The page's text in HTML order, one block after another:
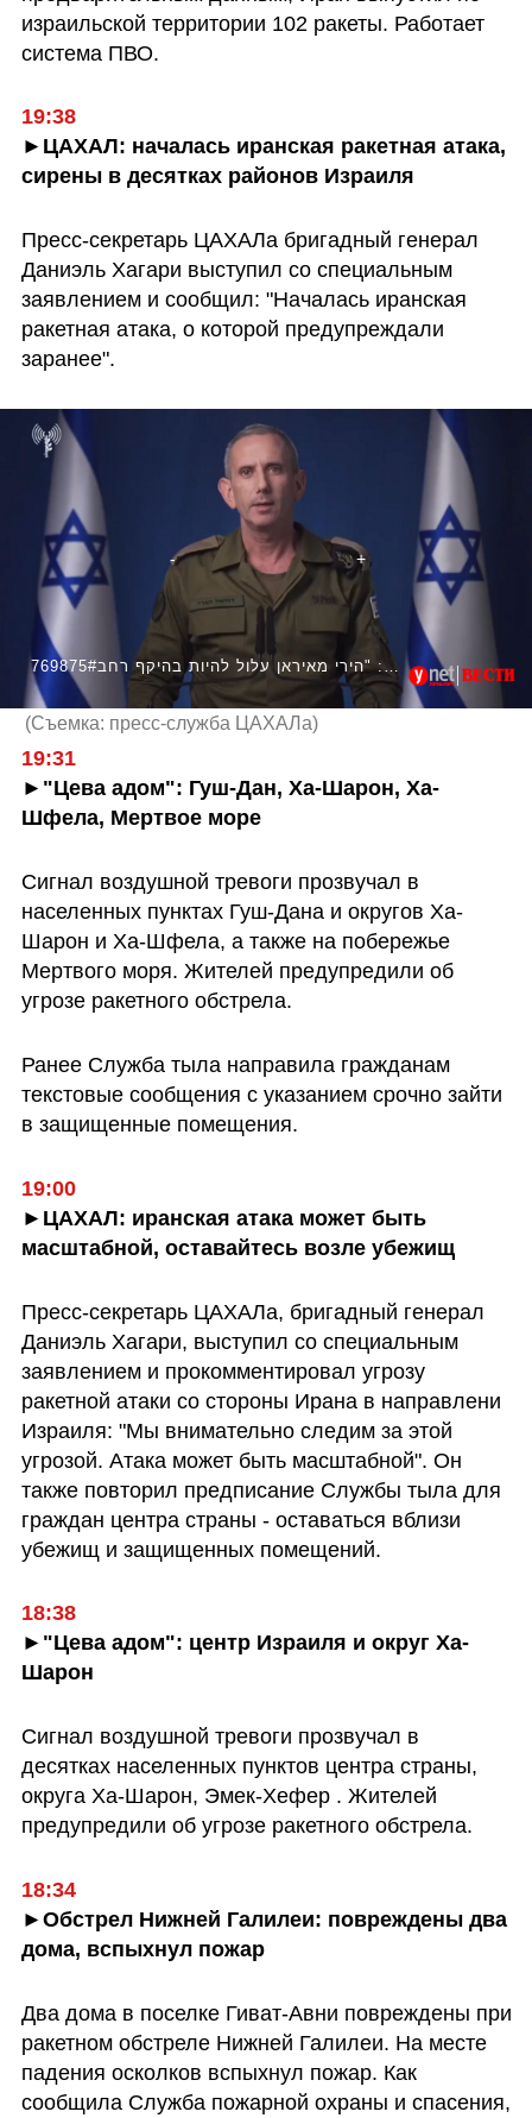
израильской территории 102 ракеты. Работает
система ПВО.
19:38
►ЦАХАЛ: началась иранская ракетная атака,
сирены в десятках районов Израиля
Пресс-секретарь ЦАХАЛа бригадный генерал
Даниэль Хагари выступил со специальным
заявлением и сообщил: "Началась иранская
ракетная атака, о которой предупреждали
заранее".
769875#דובר צה"ל: "הירי מאיראן עלול להיות בהיקף רחב"
(Съемка: пресс-служба ЦАХАЛа)
19:31
►"Цева адом": Гуш-Дан, Ха-Шарон, Ха-
Шфела, Мертвое море
Сигнал воздушной тревоги прозвучал в
населенных пунктах Гуш-Дана и округов Ха-
Шарон и Ха-Шфела, а также на побережье
Мертвого моря. Жителей предупредили об
угрозе ракетного обстрела.
Ранее Служба тыла направила гражданам
текстовые сообщения с указанием срочно зайти
в защищенные помещения.
19:00
►ЦАХАЛ: иранская атака может быть
масштабной, оставайтесь возле убежищ
Пресс-секретарь ЦАХАЛа, бригадный генерал
Даниэль Хагари, выступил со специальным
заявлением и прокомментировал угрозу
ракетной атаки со стороны Ирана в направлени
Израиля: "Мы внимательно следим за этой
угрозой. Атака может быть масштабной". Он
также повторил предписание Службы тыла для
граждан центра страны - оставаться вблизи
убежищ и защищенных помещений.
18:38
►"Цева адом": центр Израиля и округ Ха-
Шарон
Сигнал воздушной тревоги прозвучал в
десятках населенных пунктов центра страны,
округа Ха-Шарон, Эмек-Хефер . Жителей
предупредили об угрозе ракетного обстрела.
18:34
►Обстрел Нижней Галилеи: повреждены два
дома, вспыхнул пожар
Два дома в поселке Гиват-Авни повреждены при
ракетном обстреле Нижней Галилеи. На месте
падения осколков вспыхнул пожар. Как
сообщила Служба пожарной охраны и спасения,